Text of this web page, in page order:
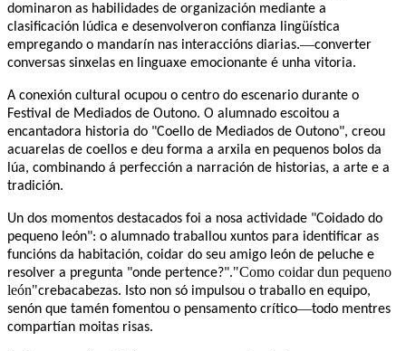
dominaron as habilidades de organización mediante a
clasificación lúdica e desenvolveron confianza lingüística
empregando o mandarín nas interaccións diarias.—converter
conversas sinxelas en linguaxe emocionante é unha vitoria.
A conexión cultural ocupou o centro do escenario durante o
Festival de Mediados de Outono. O alumnado escoitou a
encantadora historia do "Coello de Mediados de Outono", creou
acuarelas de coellos e deu forma a arxila en pequenos bolos da
lúa, combinando á perfección a narración de historias, a arte e a
tradición.
Un dos momentos destacados foi a nosa actividade "Coidado do
pequeno león": o alumnado traballou xuntos para identificar as
funcións da habitación, coidar do seu amigo león de peluche e
resolver a pregunta "onde pertence?"."Como coidar dun pequeno
león"crebacabezas. Isto non só impulsou o traballo en equipo,
senón que tamén fomentou o pensamento crítico—todo mentres
compartían moitas risas.